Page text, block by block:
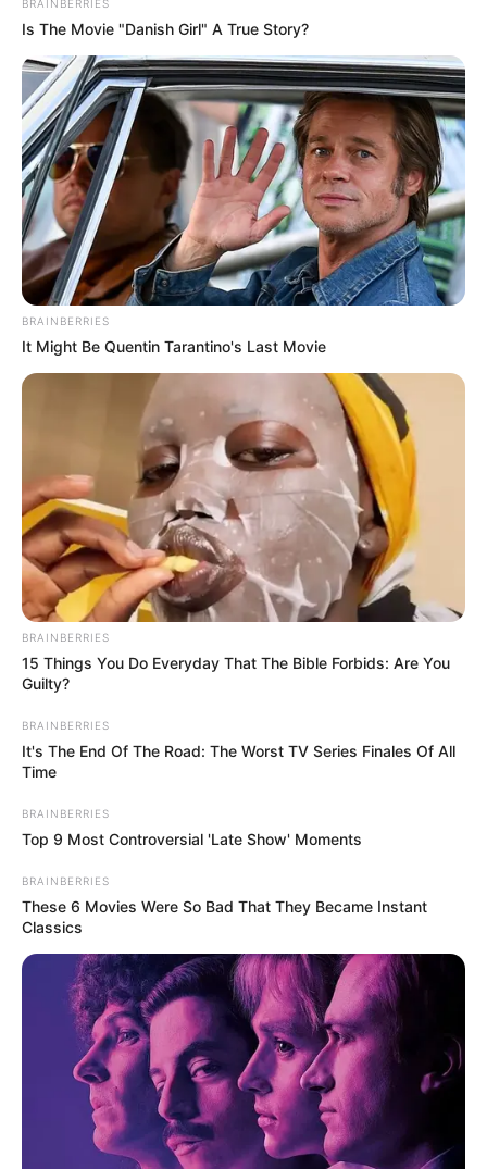
BRAINBERRIES
Is The Movie "Danish Girl" A True Story?
BRAINBERRIES
It Might Be Quentin Tarantino's Last Movie
BRAINBERRIES
15 Things You Do Everyday That The Bible Forbids: Are You
Guilty?
BRAINBERRIES
It's The End Of The Road: The Worst TV Series Finales Of All
Time
BRAINBERRIES
Top 9 Most Controversial 'Late Show' Moments
BRAINBERRIES
These 6 Movies Were So Bad That They Became Instant
Classics